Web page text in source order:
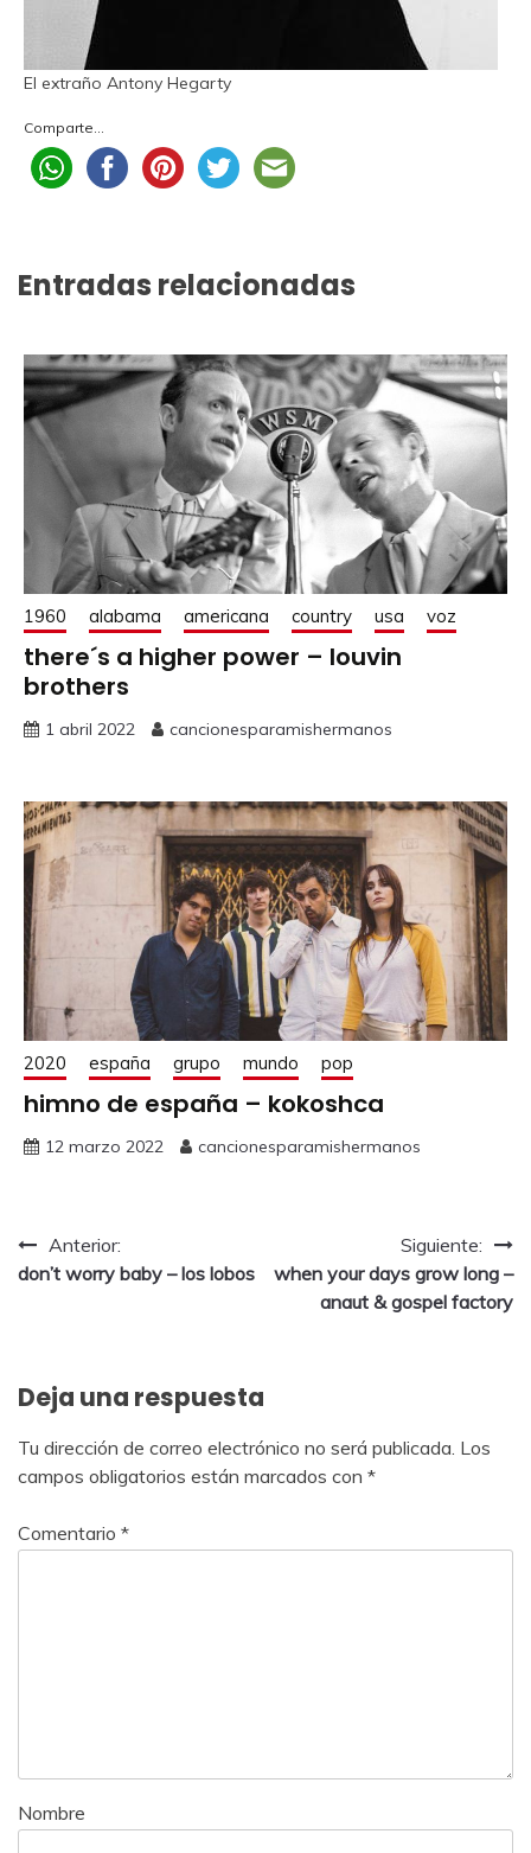
El extraño Antony Hegarty
Comparte...
Entradas relacionadas
1960 alabama americana country usa voz
there´s a higher power – louvin
brothers
1 abril 2022 cancionesparamishermanos
2020 españa grupo mundo pop
himno de españa – kokoshca
12 marzo 2022 cancionesparamishermanos
Anterior:
don’t worry baby – los lobos
Siguiente:
when your days grow long –
anaut & gospel factory
Deja una respuesta
Tu dirección de correo electrónico no será publicada. Los
campos obligatorios están marcados con *
Comentario *
Nombre